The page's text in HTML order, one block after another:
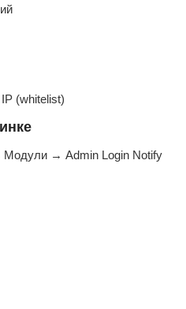
(whitelist)
→ Admin Login Notify